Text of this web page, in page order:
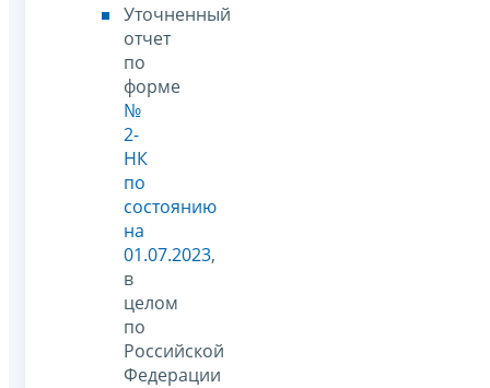
Уточненный
отчет
по
форме
№
2-
НК
по
состоянию
на
01.07.2023,
в
целом
по
Российской
Федерации